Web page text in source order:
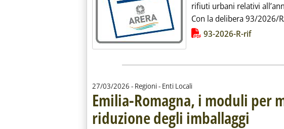
rifiuti urbani relativi
Con la delibera 93/2026/
Lista allegati PDF alla notizia
93-2026-R-rif
27/03/2026 - Regioni - Enti Locali
Emilia-Romagna, i moduli per
riduzione degli imballaggi . Sottotitolo:
. Pubblicata